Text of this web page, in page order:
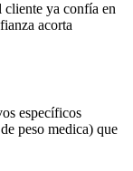
ya confía en
acorta
específicos
peso medica) que